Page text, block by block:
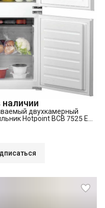
наличии
двухкамерный
Hotpoint BCB 7525 E